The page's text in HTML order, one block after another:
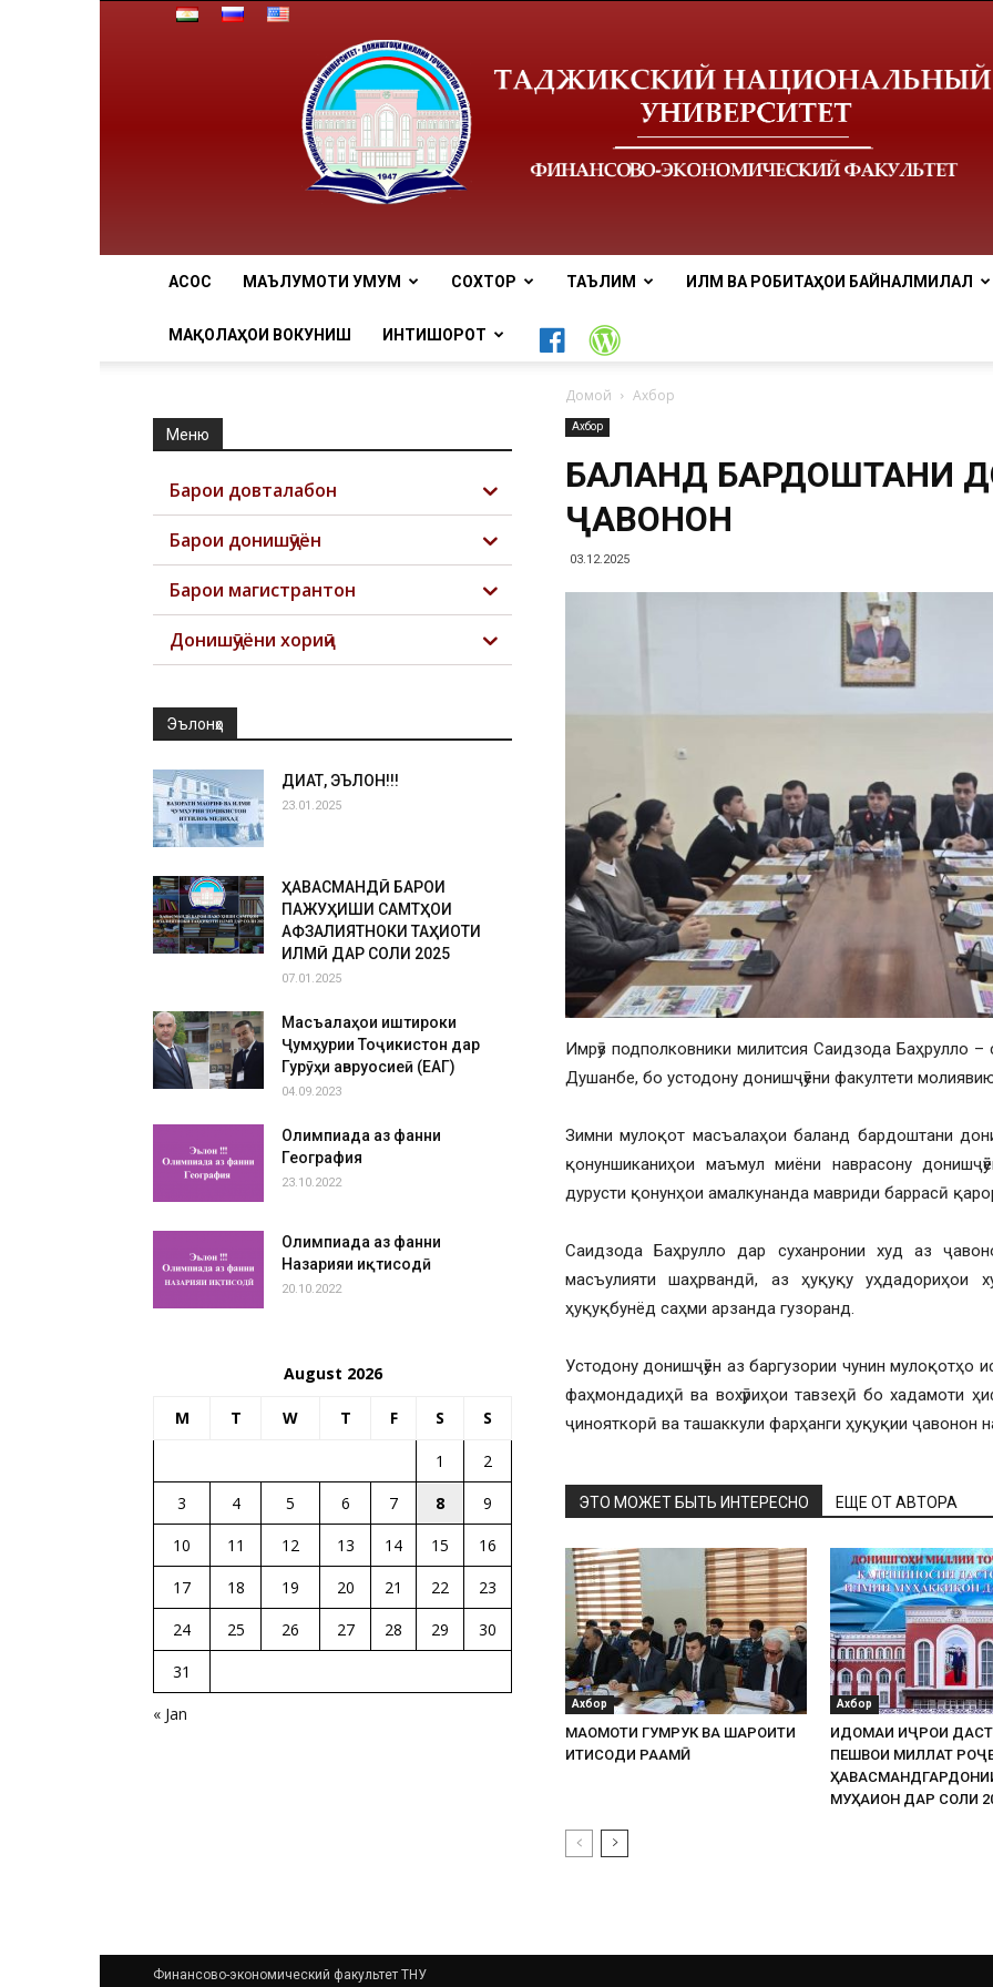
миллии
АCОСӢ МАЪЛУМОТИ УМУМӢ СОХТОР ТАЪЛИМ ИЛМ ВА РОБИТАҲОИ БАЙНАЛМИЛАЛӢ
МАҚОЛАҲОИ ВОКУНИШӢ ИНТИШОРОТ
Домой Ахбор
Ахбор
БАЛАНД БАРДОШТАНИ
ҶАВОНОН
03.12.2025
Имрӯз подполковники милитсия Саидзода
Душанбе, бо устодону донишҷӯёни факултети
Зимни мулоқот масъалаҳои баланд бардоштани
қонуншиканиҳои маъмул миёни наврасону
дурусти қонунҳои амалкунанда мавриди баррасӣ
Саидзода Баҳрулло дар суханронии худ аз
масъулияти шаҳрвандӣ, аз ҳуқуқу
ҳуқуқбунёд саҳми арзанда гузоранд.
Устодону донишҷӯён аз баргузории чунин мулоқотҳо
фаҳмондадиҳӣ ва вохӯриҳои тавзеҳӣ бо хадамоти
ҷинояткорӣ ва ташаккули фарҳанги ҳуқуқии ҷавонон
ЭТО МОЖЕТ БЫТЬ ИНТЕРЕСНО ЕЩЕ ОТ АВТОРА
Ахбор
МАҚОМОТИ ГУМРУК ВА ШАРОИТИ
ИҚТИСОДИ РАҚАМӢ
Ахбор
ИДОМАИ ИҶРОИ
ПЕШВОИ МИЛЛАТ
МУҲАҚҚИҚОН ДАР СОЛИ
Меню
Барои довталабон
Барои донишҷӯён
Барои магистрантон
Донишҷӯёни хориҷӣ
Эълонҳо
ДИҚҚАТ, ЭЪЛОН!!!
23.01.2025
ҲАВАСМАНДӢ БАРОИ
ПАЖУҲИШИ САМТҲОИ
АФЗАЛИЯТНОКИ ТАҲҚИҚОТИ
ИЛМӢ ДАР СОЛИ 2025
07.01.2025
Масъалаҳои иштироки
Ҷумҳурии Тоҷикистон дар
Гурӯҳи авруосиеӣ (ЕАГ)
04.09.2023
Олимпиада аз фанни
География
23.10.2022
Олимпиада аз фанни
Назарияи иқтисодӣ
20.10.2022
August 2026
M T W T F S S
« Jan
1
2
3
4 5 6 7 8
9
10
11 12 13 14 15
16
17
18 19 20 21 22
23
24
25 26 27 28 29
30
31
Финансово-экономический факультет ТНУ